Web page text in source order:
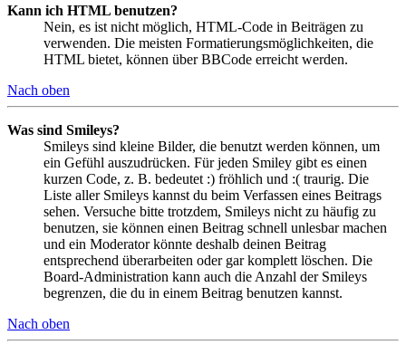
Kann ich HTML benutzen?
Nein, es ist nicht möglich, HTML-Code in Beiträgen zu
verwenden. Die meisten Formatierungsmöglichkeiten, die
HTML bietet, können über BBCode erreicht werden.
Nach oben
Was sind Smileys?
Smileys sind kleine Bilder, die benutzt werden können, um
ein Gefühl auszudrücken. Für jeden Smiley gibt es einen
kurzen Code, z. B. bedeutet :) fröhlich und :( traurig. Die
Liste aller Smileys kannst du beim Verfassen eines Beitrags
sehen. Versuche bitte trotzdem, Smileys nicht zu häufig zu
benutzen, sie können einen Beitrag schnell unlesbar machen
und ein Moderator könnte deshalb deinen Beitrag
entsprechend überarbeiten oder gar komplett löschen. Die
Board-Administration kann auch die Anzahl der Smileys
begrenzen, die du in einem Beitrag benutzen kannst.
Nach oben